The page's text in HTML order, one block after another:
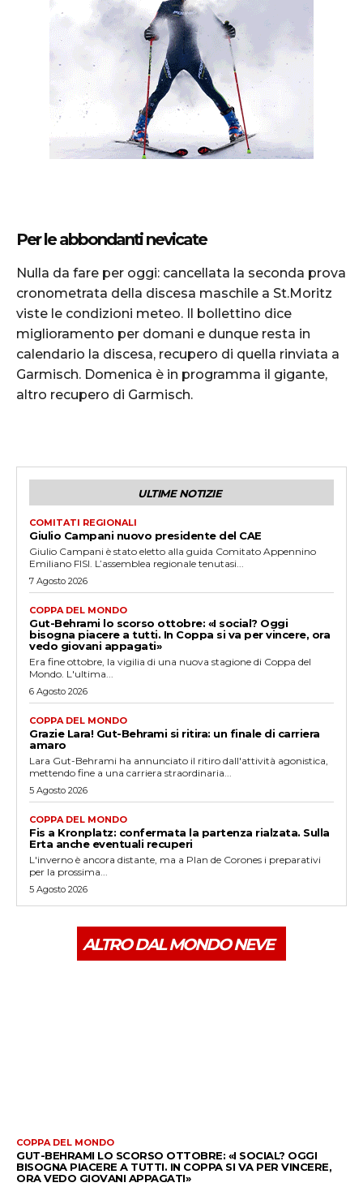
Per le abbondanti nevicate
Nulla da fare per oggi: cancellata la seconda prova
cronometrata della discesa maschile a St.Moritz
viste le condizioni meteo. Il bollettino dice
miglioramento per domani e dunque resta in
calendario la discesa, recupero di quella rinviata a
Garmisch. Domenica è in programma il gigante,
altro recupero di Garmisch.
ULTIME NOTIZIE
COMITATI REGIONALI
Giulio Campani nuovo presidente del CAE
Giulio Campani è stato eletto alla guida Comitato Appennino
Emiliano FISI. L’assemblea regionale tenutasi...
7 Agosto 2026
COPPA DEL MONDO
Gut-Behrami lo scorso ottobre: «I social? Oggi
bisogna piacere a tutti. In Coppa si va per vincere, ora
vedo giovani appagati»
Era fine ottobre, la vigilia di una nuova stagione di Coppa del
Mondo. L'ultima...
6 Agosto 2026
COPPA DEL MONDO
Grazie Lara! Gut-Behrami si ritira: un finale di carriera
amaro
Lara Gut-Behrami ha annunciato il ritiro dall'attività agonistica,
mettendo fine a una carriera straordinaria...
5 Agosto 2026
COPPA DEL MONDO
Fis a Kronplatz: confermata la partenza rialzata. Sulla
Erta anche eventuali recuperi
L'inverno è ancora distante, ma a Plan de Corones i preparativi
per la prossima...
5 Agosto 2026
ALTRO DAL MONDO NEVE
COPPA DEL MONDO
GUT-BEHRAMI LO SCORSO OTTOBRE: «I SOCIAL? OGGI
BISOGNA PIACERE A TUTTI. IN COPPA SI VA PER VINCERE,
ORA VEDO GIOVANI APPAGATI»